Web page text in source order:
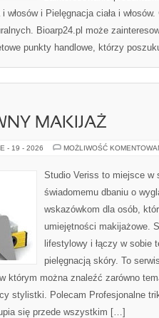
włosów i Pielęgnacja ciała i
Bioarp24.pl może
punkty handlowe, którzy
MAKIJAŻ
- 19 - 2026 MOŻLIWOŚĆ
Studio Veriss to miejsce w
świadomemu dbaniu o
wskazówkom dla osób,
umiejętności makijażowe.
lifestylowy i łączy w sobie
pielęgnacją skóry. To
którym można znaleźć zarówno
stylistki. Polecam Profesjonalne
się przede wszystkim […]